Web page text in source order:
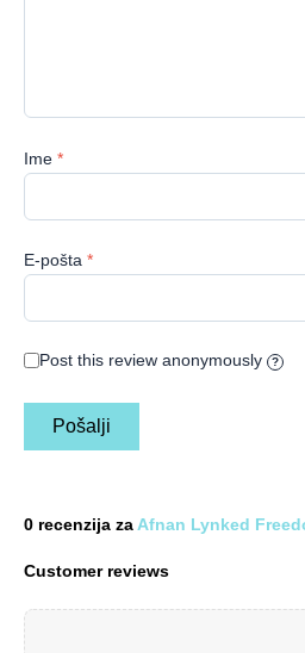
0 recenzija za Afnan Lynked
Customer reviews
Ime *
E-pošta *
Post this review anonymously ?